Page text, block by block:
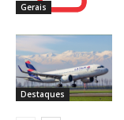
Gerais
Destaques